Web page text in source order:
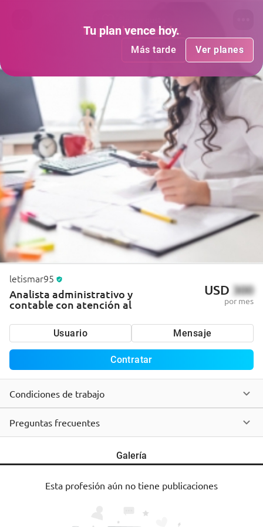
Tu plan ha vencido.
Más tarde Ver planes
Tu plan vence hoy.
Más tarde Ver planes
letismar95
Analista administrativo y
contable con atención al
USD 300
por mes
Usuario Mensaje
Contratar
Condiciones de trabajo
Preguntas frecuentes
Galería
Esta profesión aún no tiene publicaciones